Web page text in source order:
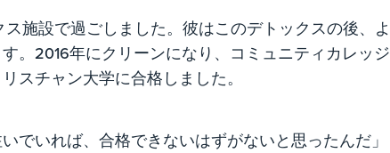
施設で過ごしました。彼はこのデトックスの後、よ
。2016年にクリーンになり、コミュニティカレッジ
スチャン大学に合格しました。
でいれば、合格できないはずがないと思ったんだ」